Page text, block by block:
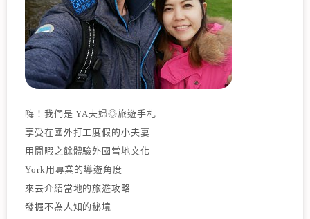
嗨！我們是 YA夫婦◎旅遊手札
享受在國外打工度假的小夫妻
用閒暇之餘體驗外國當地文化
York用專業的導遊角度
來去介紹當地的旅遊攻略
發掘不為人知的秘境